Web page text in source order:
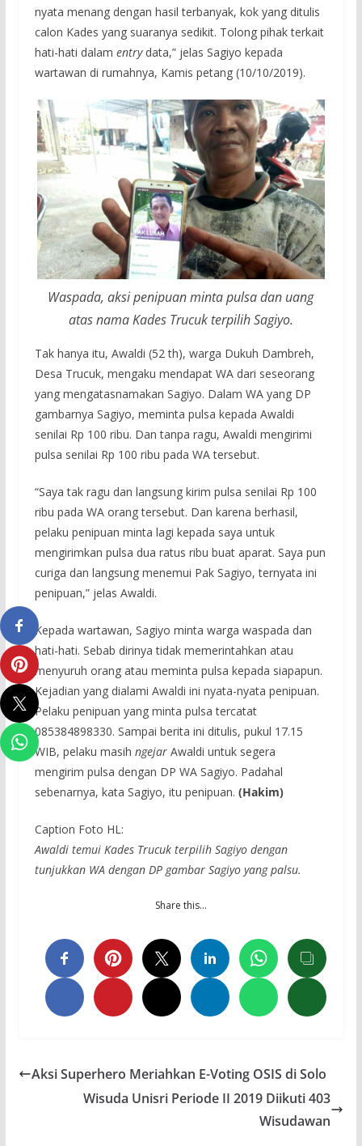
nyata menang dengan hasil terbanyak, kok yang ditulis
calon Kades yang suaranya sedikit. Tolong pihak terkait
hati-hati dalam entrydata,” jelas Sagiyo kepada
wartawan di rumahnya, Kamis petang (10/10/2019).
Waspada, aksi penipuan minta pulsa dan uang
atas nama Kades Trucuk terpilih Sagiyo.
Tak hanya itu, Awaldi (52 th), warga Dukuh Dambreh,
Desa Trucuk, mengaku mendapat WA dari seseorang
yang mengatasnamakan Sagiyo. Dalam WA yang DP
gambarnya Sagiyo, meminta pulsa kepada Awaldi
senilai Rp 100 ribu. Dan tanpa ragu, Awaldi mengirimi
pulsa senilai Rp 100 ribu pada WA tersebut.
“Saya tak ragu dan langsung kirim pulsa senilai Rp 100
ribu pada WA orang tersebut. Dan karena berhasil,
pelaku penipuan minta lagi kepada saya untuk
mengirimkan pulsa dua ratus ribu buat aparat. Saya pun
curiga dan langsung menemui Pak Sagiyo, ternyata ini
penipuan,” jelas Awaldi.
Kepada wartawan, Sagiyo minta warga waspada dan
hati-hati. Sebab dirinya tidak memerintahkan atau
menyuruh orang atau meminta pulsa kepada siapapun.
Kejadian yang dialami Awaldi ini nyata-nyata penipuan.
Pelaku penipuan yang minta pulsa tercatat
085384898330. Sampai berita ini ditulis, pukul 17.15
WIB, pelaku masih ngejarAwaldi untuk segera
mengirim pulsa dengan DP WA Sagiyo. Padahal
sebenarnya, kata Sagiyo, itu penipuan. (Hakim)
Caption Foto HL:
Awaldi temui Kades Trucuk terpilih Sagiyo dengan
tunjukkan WA dengan DP gambar Sagiyo yang palsu.
Share this…
Aksi Superhero Meriahkan E-Voting OSIS di Solo
Wisuda Unisri Periode II 2019 Diikuti 403
Wisudawan